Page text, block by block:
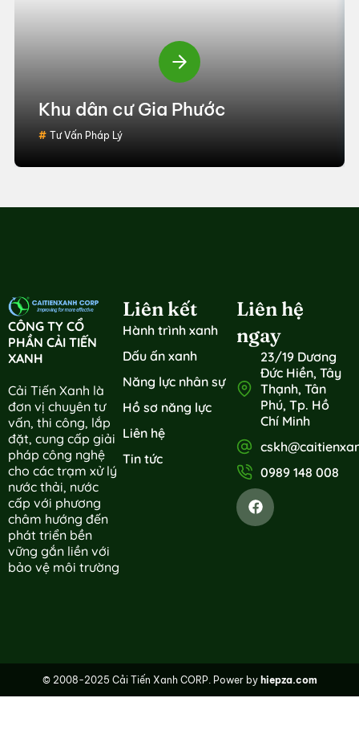
Khu dân cư Gia Phước
Tư Vấn Pháp Lý
CÔNG TY CỔ
PHẦN CẢI TIẾN
XANH
Cải Tiến Xanh là
đơn vị chuyên tư
vấn, thi công, lắp
đặt, cung cấp giải
pháp công nghệ
cho các trạm xử lý
nước thải, nước
cấp với phương
châm hướng đến
phát triển bền
vững gắn liền với
bảo vệ môi trường
Liên kết
Hành trình xanh
Dấu ấn xanh
Năng lực nhân sự
Hồ sơ năng lực
Liên hệ
Tin tức
Liên hệ
ngay
23/19 Dương
Đức Hiền, Tây
Thạnh, Tân
Phú, Tp. Hồ
Chí Minh
0989 148 008
© 2008-2025 Cải Tiến Xanh CORP. Power by hiepza.com